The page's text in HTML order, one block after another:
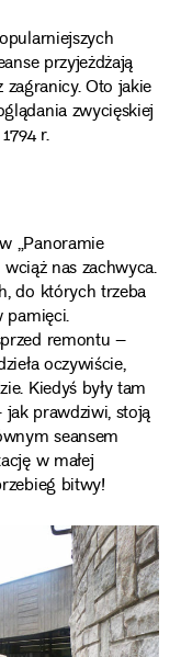
przyjeżdżają
zagranicy. Oto jakie
zwycięskiej
r.
„Panoramie
nas zachwyca.
do których trzeba
pamięci.
remontu –
oczywiście,
Kiedyś były tam
jak prawdziwi, stoją
seansem
w małej
bitwy!